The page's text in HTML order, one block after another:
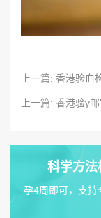
上一篇: 香港验血
科学方法
孕4周即可，支持